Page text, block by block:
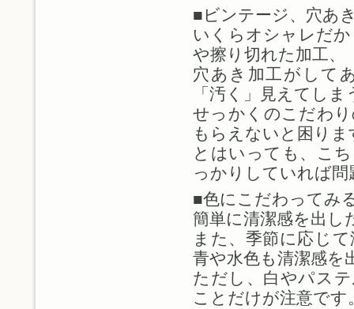
■ビンテージ、穴あ
いくらオシャレだ
や擦り切れた加工、
穴あき加工がして
「汚く」見えてし
せっかくのこだわ
もらえないと困りま
とはいっても、こ
っかりしていれば
■色にこだわってみ
簡単に清潔感を出し
また、季節に応じ
青や水色も清潔感を
ただし、白やパス
ことだけが注意です